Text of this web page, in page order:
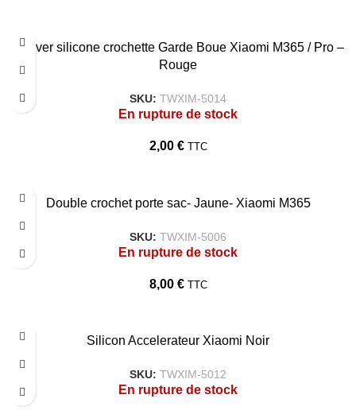
Couver silicone crochette Garde Boue Xiaomi M365 / Pro –
Rouge
SKU: TWXIM-5014
En rupture de stock
2,00 € TTC
Double crochet porte sac- Jaune- Xiaomi M365
SKU: TWXIM-5006
En rupture de stock
8,00 € TTC
Silicon Accelerateur Xiaomi Noir
SKU: TWXIM-5012
En rupture de stock